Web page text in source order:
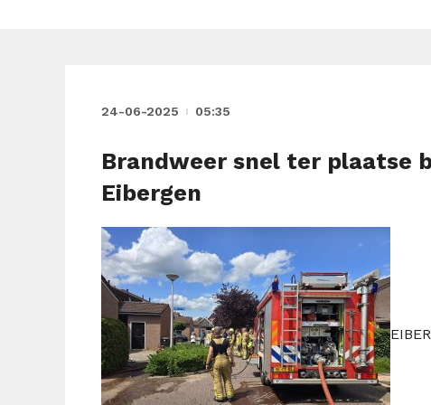
24-06-2025 05:35
Brandweer snel ter plaatse
Eibergen